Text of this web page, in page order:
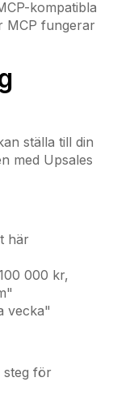
kompatibla
MCP fungerar
ställa till din
med Upsales
här
000 kr,
vecka"
steg för